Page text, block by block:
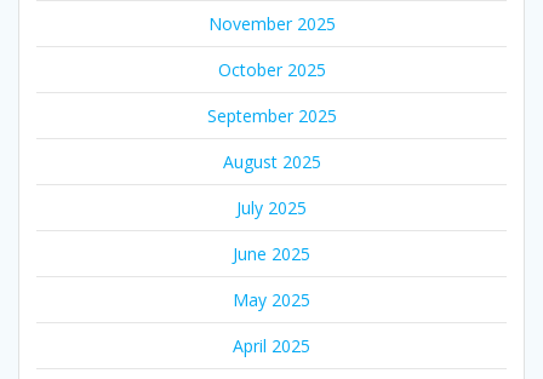
November 2025
October 2025
September 2025
August 2025
July 2025
June 2025
May 2025
April 2025